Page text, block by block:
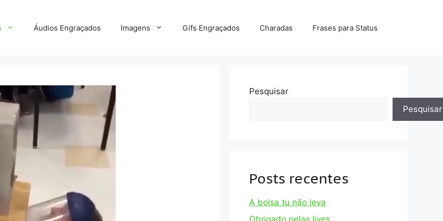
Áudios Engraçados Imagens Gifs Engraçados Charadas Frases para Status
Pesquisar
Pesquisar
Posts recentes
A bolsa tu não leva
Obrigado pelas lives